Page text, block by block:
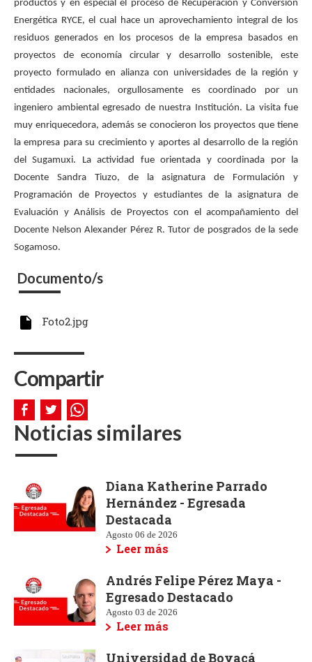
productos y en especial el proceso de Recuperación y Conversión
Energética RYCE, el cual hace un aprovechamiento integral de los
residuos generados en los procesos de la empresa basados en
proyectos de economía circular y desarrollo sostenible, este
proyecto formulado en alianza con universidades de la región y
entidades nacionales, orgullosamente es coordinado por un
ingeniero ambiental egresado de nuestra Institución. La visita fue
muy enriquecedora, además se conocieron los proyectos que tiene
la empresa para su crecimiento y aportes al desarrollo de la región
del Sugamuxi. La actividad fue orientada y coordinada por la
Docente Sandra Tiuzo, de la asignatura de Formulación y
Programación de Proyectos y estudiantes de la asignatura de
Evaluación y Análisis de Proyectos con el acompañamiento del
Docente Nelson Alexander Pérez R. Tutor de posgrados de la sede
Sogamoso.
Documento/s
Foto2.jpg
Compartir
Noticias similares
Diana Katherine Parrado
Hernández - Egresada
Destacada
Agosto 06 de 2026
Leer más
Andrés Felipe Pérez Maya -
Egresado Destacado
Agosto 03 de 2026
Leer más
Universidad de Boyacá